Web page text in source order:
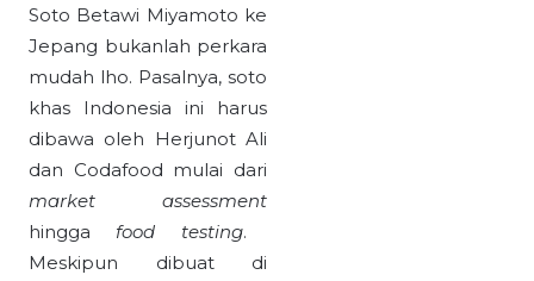
Soto Betawi Miyamoto ke
Jepang bukanlah perkara
mudah lho. Pasalnya, soto
khas Indonesia ini harus
dibawa oleh Herjunot Ali
dan Codafood mulai dari
market assessment
hingga food testing.
Meskipun dibuat di